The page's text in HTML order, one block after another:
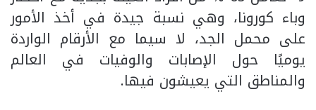
وباء كورونا، وهي نسبة جيدة في أخذ الأمور
على محمل الجد، لا سيما مع الأرقام الواردة
يوميًا حول الإصابات والوفيات في العالم
والمناطق التي يعيشون فيها.